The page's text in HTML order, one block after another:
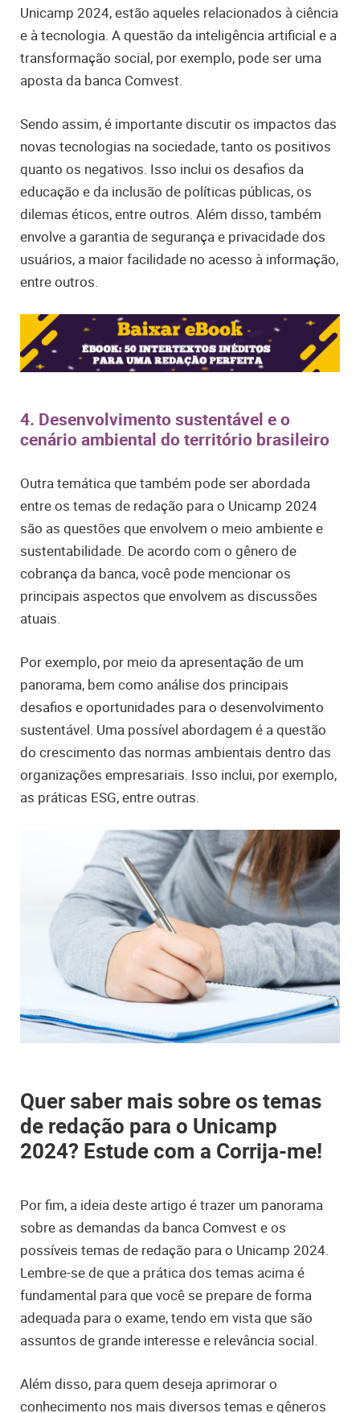
Unicamp 2024, estão aqueles relacionados à ciência
e à tecnologia. A questão da inteligência artificial e a
transformação social, por exemplo, pode ser uma
aposta da banca Comvest.
Sendo assim,é importante discutir os impactos das
novas tecnologias na sociedade, tanto os positivos
quanto os negativos. Isso inclui os desafios da
educação e da inclusão de políticas públicas, os
dilemas éticos, entre outros. Além disso, também
envolve a garantia de segurança e privacidade dos
usuários, a maior facilidade no acesso à informação,
entre outros.
4. Desenvolvimento sustentável e o
cenário ambiental do território brasileiro
Outra temática que também pode ser abordada
entre os temas de redação para o Unicamp 2024
são as questões que envolvem o meio ambiente e
sustentabilidade. De acordo com o gênero de
cobrança da banca, você pode mencionar os
principais aspectos que envolvem as discussões
atuais.
Por exemplo, por meio da apresentação de um
panorama, bem como análise dos principais
desafios e oportunidades para o desenvolvimento
sustentável. Uma possível abordagem é a questão
do crescimento das normas ambientais dentro das
organizações empresariais. Isso inclui, por exemplo,
as práticas ESG, entre outras.
Quer saber mais sobre os temas
de redação para o Unicamp
2024? Estude com a Corrija-me!
Por fim, a ideia deste artigo é trazer um panorama
sobre as demandas da banca Comvest e os
possíveis temas de redação para o Unicamp 2024.
Lembre-se de que a prática dos temas acima é
fundamental para que você se prepare de forma
adequada para o exame, tendo em vista que são
assuntos de grande interesse e relevância social.
Além disso, para quem deseja aprimorar o
conhecimento nos mais diversos temas e gêneros